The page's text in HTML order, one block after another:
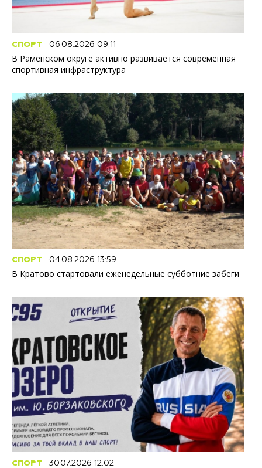
СПОРТ 06.08.2026 09:11
В Раменском округе активно развивается современная
спортивная инфраструктура
СПОРТ 04.08.2026 13:59
В Кратово стартовали еженедельные субботние забеги
СПОРТ 30.07.2026 12:02